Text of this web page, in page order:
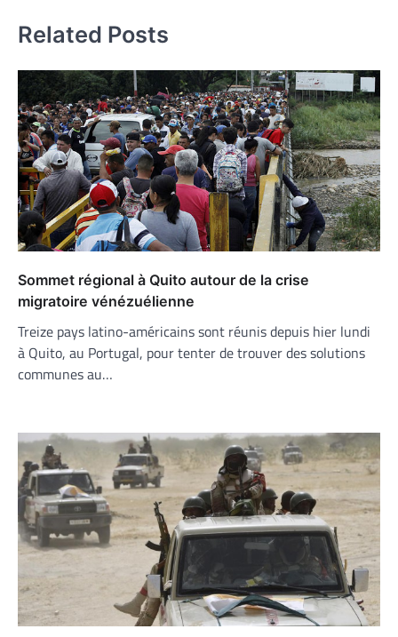
Related Posts
Sommet régional à Quito autour de la crise
migratoire vénézuélienne
Treize pays latino-américains sont réunis depuis hier lundi
à Quito, au Portugal, pour tenter de trouver des solutions
communes au…